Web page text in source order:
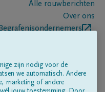
Alle rouwberichten
Over ons
Begrafenisondernemers
zijn nodig voor de
we automatisch. Andere
marketing of andere